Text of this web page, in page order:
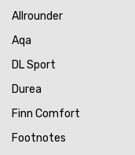
Allrounder
Aqa
DL Sport
Durea
Finn Comfort
Footnotes